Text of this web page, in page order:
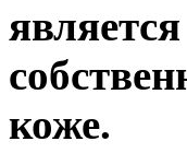
коже.